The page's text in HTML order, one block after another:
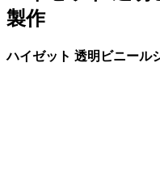
製作
ハイゼット 透明ビニール